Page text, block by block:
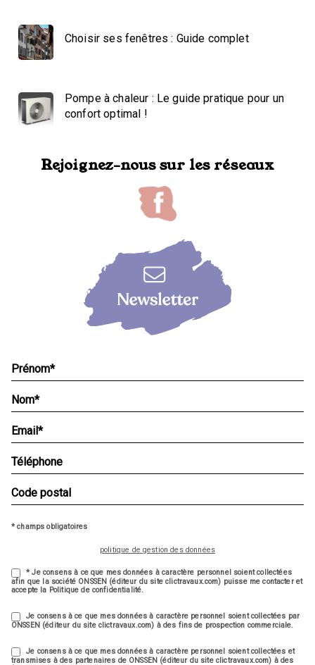
Choisir ses fenêtres : Guide complet
Pompe à chaleur : Le guide pratique pour un
confort optimal !
Rejoignez-nous sur les réseaux
* champs obligatoires
politique de gestion des données
* Je consens à ce que mes données à caractère personnel soient collectées
afin que la société ONSSEN (éditeur du site clictravaux.com) puisse me contacter et
accepte la Politique de confidentialité.
Je consens à ce que mes données à caractère personnel soient collectées par
ONSSEN (éditeur du site clictravaux.com) à des fins de prospection commerciale.
Je consens à ce que mes données à caractère personnel soient collectées et
transmises à des partenaires de ONSSEN (éditeur du site clictravaux.com) à des